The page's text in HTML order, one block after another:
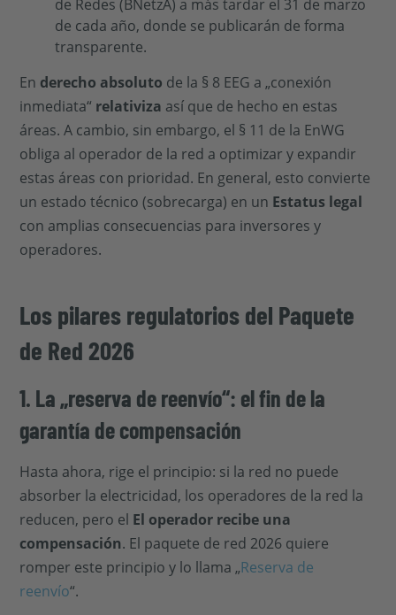
de Redes (BNetzA) a más tardar el 31 de marzo
de cada año, donde se publicarán de forma
transparente.
En derecho absoluto de la § 8 EEG a „conexión
inmediata“ relativiza así que de hecho en estas
áreas. A cambio, sin embargo, el § 11 de la EnWG
obliga al operador de la red a optimizar y expandir
estas áreas con prioridad. En general, esto convierte
un estado técnico (sobrecarga) en un Estatus legal
con amplias consecuencias para inversores y
operadores.
Los pilares regulatorios del Paquete
de Red 2026
1. La „reserva de reenvío“: el fin de la
garantía de compensación
Hasta ahora, rige el principio: si la red no puede
absorber la electricidad, los operadores de la red la
reducen, pero el El operador recibe una
compensación. El paquete de red 2026 quiere
romper este principio y lo llama „Reserva de
reenvío“.